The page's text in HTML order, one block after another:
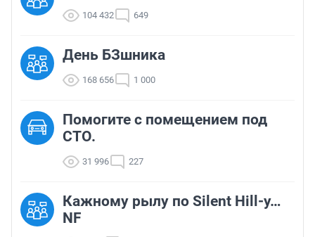
104 432 649
День БЗшника
168 656 1 000
Помогите с помещением под
СТО.
31 996 227
Кажному рылу по Silent Hill-у…
NF